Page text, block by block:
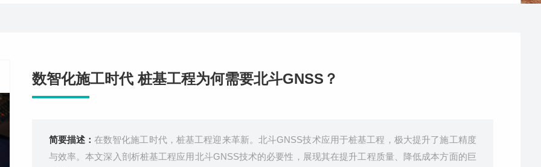
数智化施工时代 桩基工程为何需要北斗GNSS？
简要描述： 在数智化施工时代，桩基工程迎来革新。北斗GNSS技术应用于桩基工程，极大提升了施工精度
与效率。本文深入剖析桩基工程应用北斗GNSS技术的必要性，展现其在提升工程质量、降低成本方面的巨